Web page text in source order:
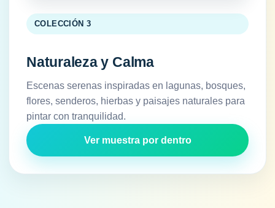
COLECCIÓN 3
Naturaleza y Calma
Escenas serenas inspiradas en lagunas, bosques,
flores, senderos, hierbas y paisajes naturales para
pintar con tranquilidad.
Ver muestra por dentro